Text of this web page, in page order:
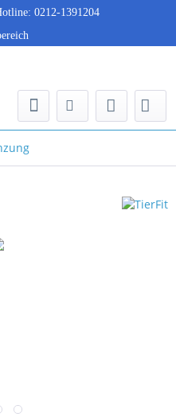
0212-1391204